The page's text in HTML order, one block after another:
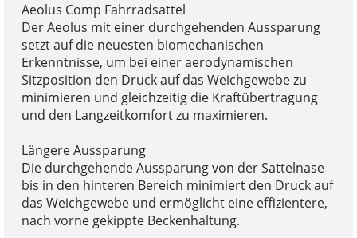
Aeolus Comp Fahrradsattel
Der Aeolus mit einer durchgehenden Aussparung
setzt auf die neuesten biomechanischen
Erkenntnisse, um bei einer aerodynamischen
Sitzposition den Druck auf das Weichgewebe zu
minimieren und gleichzeitig die Kraftübertragung
und den Langzeitkomfort zu maximieren.
Längere Aussparung
Die durchgehende Aussparung von der Sattelnase
bis in den hinteren Bereich minimiert den Druck auf
das Weichgewebe und ermöglicht eine effizientere,
nach vorne gekippte Beckenhaltung.